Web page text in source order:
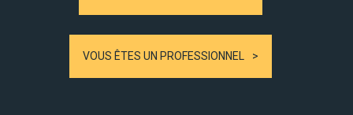
VOUS ÊTES UN PROFESSIONNEL